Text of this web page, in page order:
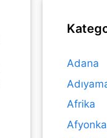
Adana
Afrika